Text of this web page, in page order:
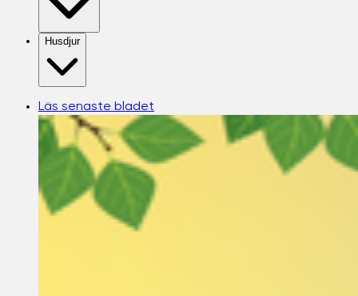
Husdjur
Läs senaste bladet